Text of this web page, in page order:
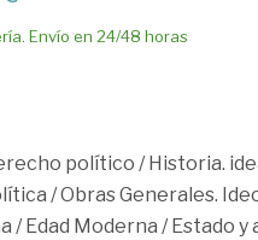
Envío en 24/48 horas
político / Historia.
/Obras Generales.
/ Edad Moderna / Estado